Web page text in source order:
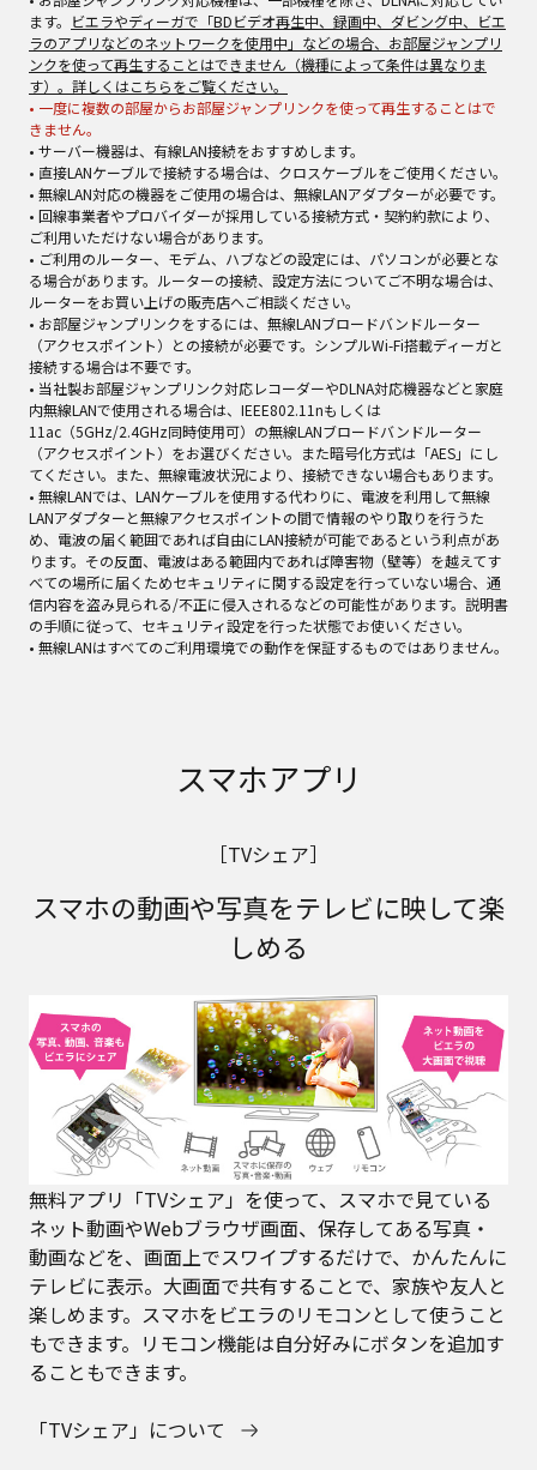
ます。 ビエラやディーガで「BDビデオ再生中、録画中、ダビング中、ビエ
ラのアプリなどのネットワークを使用中」などの場合、お部屋ジャンプリ
ンクを使って再生することはできません（機種によって条件は異なりま
す）。詳しくはこちらをご覧ください。
• 一度に複数の部屋からお部屋ジャンプリンクを使って再生することはで
きません。
• サーバー機器は、有線LAN接続をおすすめします。
• 直接LANケーブルで接続する場合は、クロスケーブルをご使用ください。
• 無線LAN対応の機器をご使用の場合は、無線LANアダプターが必要です。
• 回線事業者やプロバイダーが採用している接続方式・契約約款により、
ご利用いただけない場合があります。
• ご利用のルーター、モデム、ハブなどの設定には、パソコンが必要とな
る場合があります。ルーターの接続、設定方法についてご不明な場合は、
ルーターをお買い上げの販売店へご相談ください。
• お部屋ジャンプリンクをするには、無線LANブロードバンドルーター
（アクセスポイント）との接続が必要です。シンプルWi-Fi搭載ディーガと
接続する場合は不要です。
• 当社製お部屋ジャンプリンク対応レコーダーやDLNA対応機器などと家庭
内無線LANで使用される場合は、IEEE802.11nもしくは
11ac（5GHz/2.4GHz同時使用可）の無線LANブロードバンドルーター
（アクセスポイント）をお選びください。また暗号化方式は「AES」にし
てください。また、無線電波状況により、接続できない場合もあります。
• 無線LANでは、LANケーブルを使用する代わりに、電波を利用して無線
LANアダプターと無線アクセスポイントの間で情報のやり取りを行うた
め、電波の届く範囲であれば自由にLAN接続が可能であるという利点があ
ります。その反面、電波はある範囲内であれば障害物（壁等）を越えてす
べての場所に届くためセキュリティに関する設定を行っていない場合、通
信内容を盗み見られる/不正に侵入されるなどの可能性があります。説明書
の手順に従って、セキュリティ設定を行った状態でお使いください。
• 無線LANはすべてのご利用環境での動作を保証するものではありません。
スマホアプリ
［TVシェア］
スマホの動画や写真をテレビに映して楽
しめる
無料アプリ「TVシェア」を使って、スマホで見ている
ネット動画やWebブラウザ画面、保存してある写真・
動画などを、画面上でスワイプするだけで、かんたんに
テレビに表示。大画面で共有することで、家族や友人と
楽しめます。スマホをビエラのリモコンとして使うこと
もできます。リモコン機能は自分好みにボタンを追加す
ることもできます。
「TVシェア」について